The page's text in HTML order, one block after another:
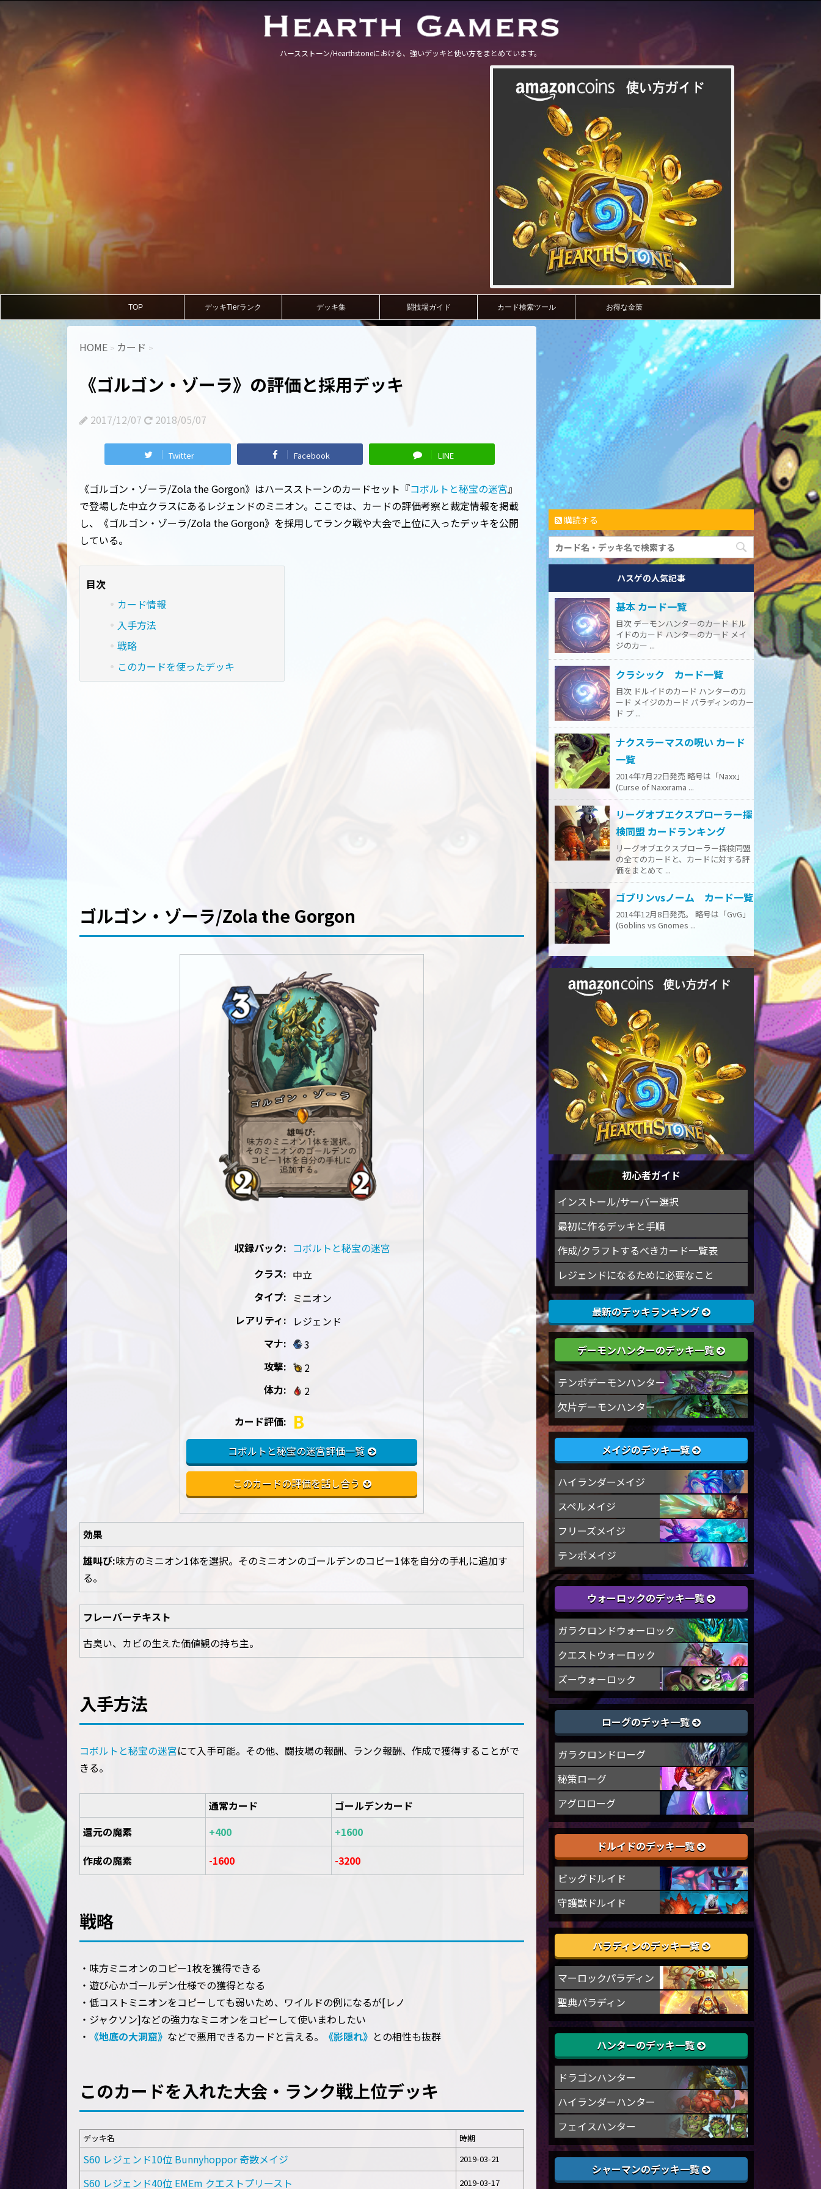
ハースストーン/Hearthstoneにおける、強いデッキと使い方をまとめています。
TOP デッキTierランク デッキ集 闘技場ガイド カード検索ツール お得な金策
HOME > カード >
《ゴルゴン・ゾーラ》の評価と採用デッキ
2017/12/07 2018/05/07
Twitter Facebook LINE
《ゴルゴン・ゾーラ/Zola the Gorgon》はハースストーンのカードセット『コボルトと秘宝の迷宮』
で登場した中立クラスにあるレジェンドのミニオン。ここでは、カードの評価考察と裁定情報を掲載
し、《ゴルゴン・ゾーラ/Zola the Gorgon》を採用してランク戦や大会で上位に入ったデッキを公開
している。
目次
カード情報
入手方法
戦略
このカードを使ったデッキ
ゴルゴン・ゾーラ/Zola the Gorgon
収録パック: コボルトと秘宝の迷宮
クラス: 中立
タイプ: ミニオン
レアリティ: レジェンド
マナ:
3
攻撃:
2
体力:
2
カード評価: B
コボルトと秘宝の迷宮評価一覧
このカードの評価を話し合う
効果
雄叫び:味方のミニオン1体を選択。そのミニオンのゴールデンのコピー1体を自分の手札に追加す
る。
フレーバーテキスト
古臭い、カビの生えた価値観の持ち主。
入手方法
コボルトと秘宝の迷宮にて入手可能。その他、闘技場の報酬、ランク報酬、作成で獲得することがで
きる。
通常カード
ゴールデンカード
還元の魔素
+400
+1600
作成の魔素
-1600 -3200
戦略
・味方ミニオンのコピー1枚を獲得できる
・遊び心かゴールデン仕様での獲得となる
・低コストミニオンをコピーしても弱いため、ワイルドの例になるが[レノ
・ジャクソン]などの強力なミニオンをコピーして使いまわしたい
・ 《地底の大洞窟》 などで悪用できるカードと言える。 《影隠れ》 との相性も抜群
このカードを入れた大会・ランク戦上位デッキ
デッキ名 時期
S60 レジェンド10位 Bunnyhoppor 奇数メイジ 2019-03-21
S60 レジェンド40位 EMEm クエストプリースト 2019-03-17
購読する
ハスゲの人気記事
基本 カード一覧
目次 デーモンハンターのカード ドル
イドのカード ハンターのカード メイ
ジのカー ...
クラシック カード一覧
目次 ドルイドのカード ハンターのカ
ード メイジのカード パラディンのカー
ド プ ...
ナクスラーマスの呪い カード
一覧
2014年7月22日発売 略号は「Naxx」
(Curse of Naxxrama ...
リーグオブエクスプローラー探
検同盟 カードランキング
リーグオブエクスプローラー探検同盟
の全てのカードと、カードに対する評
価をまとめて ...
ゴブリンvsノーム カード一覧
2014年12月8日発売。 略号は「GvG」
(Goblins vs Gnomes ...
初心者ガイド
インストール/サーバー選択
最初に作るデッキと手順
作成/クラフトするべきカード一覧表
レジェンドになるために必要なこと
最新のデッキランキング
デーモンハンターのデッキ一覧
テンポデーモンハンター
欠片デーモンハンター
メイジのデッキ一覧
ハイランダーメイジ
スペルメイジ
フリーズメイジ
テンポメイジ
ウォーロックのデッキ一覧
ガラクロンドウォーロック
クエストウォーロック
ズーウォーロック
ローグのデッキ一覧
ガラクロンドローグ
秘策ローグ
アグロローグ
ドルイドのデッキ一覧
ビッグドルイド
守護獣ドルイド
パラディンのデッキ一覧
マーロックパラディン
聖典パラディン
ハンターのデッキ一覧
ドラゴンハンター
ハイランダーハンター
フェイスハンター
シャーマンのデッキ一覧